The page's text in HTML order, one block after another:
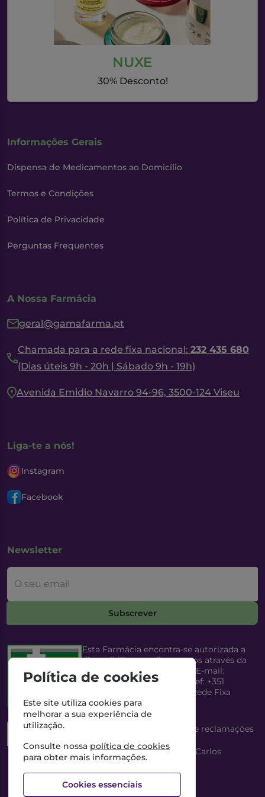
NUXE
30% Desconto!
Informações Gerais
Dispensa de Medicamentos ao Domicílio
Termos e Condições
Política de Privacidade
Perguntas Frequentes
A Nossa Farmácia
geral@gamafarma.pt
Chamada para a rede fixa nacional: 232 435 680
(Dias úteis 9h - 20h | Sábado 9h - 19h)
Avenida Emidio Navarro 94-96, 3500-124 Viseu
Liga-te a nós!
Instagram
Facebook
Newsletter
O seu email
Subscrever
Esta Farmácia encontra-se autorizada a
disponibilizar medicamentos através da
Internet, pelo Infarmed, I.P. E-mail:
infarmed@infarmed.pt
| Telef: +351
217987100 (Chamada para Rede Fixa
Nacional)
Esta Farmácia dispõe de livro de reclamações
Director Técnico e Proprietário: António Carlos
Saraiva Cabral Costa
NIPC: 507218906 | Farmácia Gama, Lda.
Política de cookies
Este site utiliza cookies para
melhorar a sua experiência de
utilização.
Consulte nossa política de cookies
para obter mais informações.
Cookies essenciais